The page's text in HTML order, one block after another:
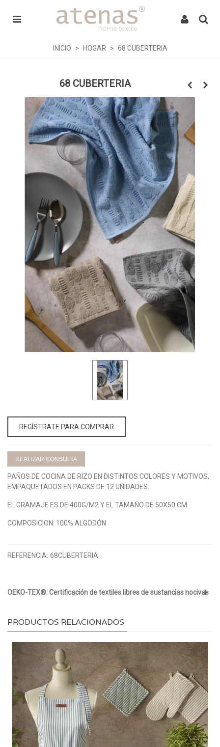
INICIO > HOGAR > 68 CUBERTERIA
68 CUBERTERIA
REGÍSTRATE PARA COMPRAR
REALIZAR CONSULTA
PAÑOS DE COCINA DE RIZO EN DISTINTOS COLORES Y MOTIVOS,
EMPAQUETADOS EN PACKS DE 12 UNIDADES.
EL GRAMAJE ES DE 400G/M2 Y EL TAMAÑO DE 50X50 CM.
COMPOSICION: 100% ALGODÓN
REFERENCIA: 68CUBERTERIA
OEKO-TEX®: Certificación de textiles libres de sustancias nocivas
PRODUCTOS RELACIONADOS